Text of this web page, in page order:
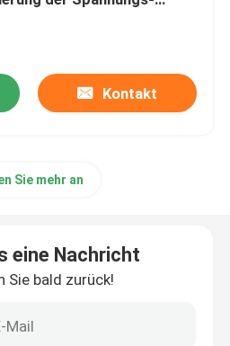
Kontakt
Sie mehr an
eine Nachricht
Sie bald zurück!